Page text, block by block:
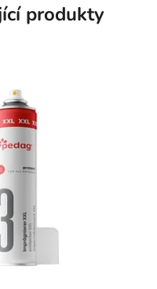
produkty